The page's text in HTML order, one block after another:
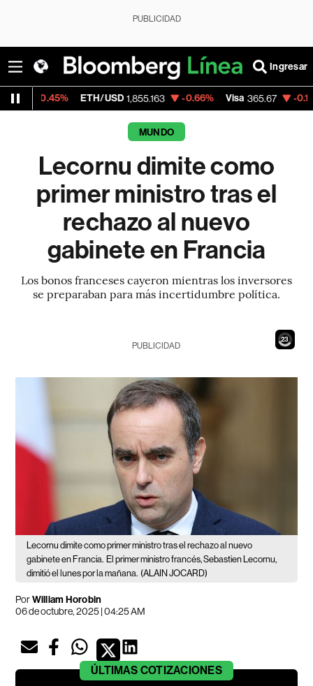
PUBLICIDAD
Ingresar
ETH/USD 1,855.163 -0.66% Visa 365.67 -0.13%
MUNDO
Lecornu dimite como
primer ministro tras el
rechazo al nuevo
gabinete en Francia
Los bonos franceses cayeron mientras los inversores
se preparaban para más incertidumbre política.
22
PUBLICIDAD
Lecornu dimite como primer ministro tras el rechazo al nuevo
gabinete en Francia. El primer ministro francés, Sebastien Lecornu,
dimitió el lunes por la mañana. (ALAIN JOCARD)
PorWilliam Horobin
06 de octubre, 2025 | 04:25 AM
ÚLTIMAS COTIZACIONES